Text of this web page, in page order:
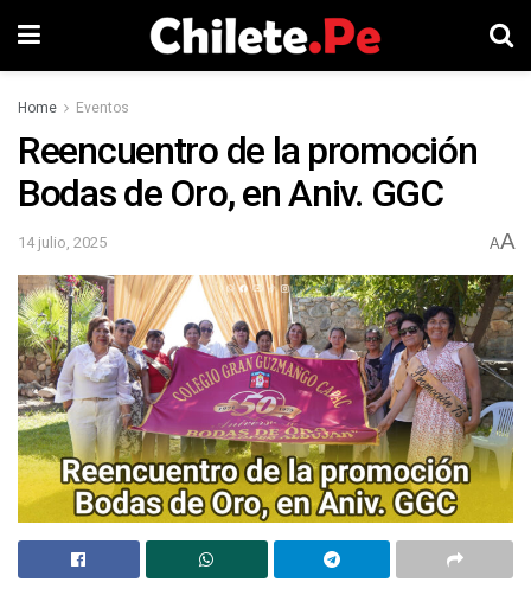
Home Eventos
Reencuentro de la promoción
Bodas de Oro, en Aniv. GGC
14 julio, 2025 AA